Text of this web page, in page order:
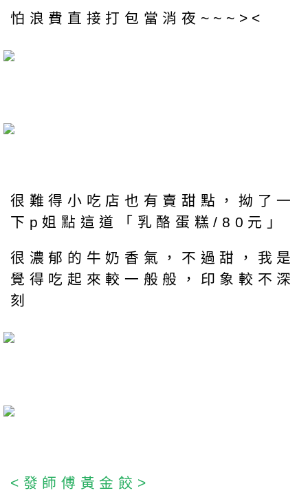
怕浪費直接打包當消夜~~~><
很難得小吃店也有賣甜點，拗了一
下p姐點這道「乳酪蛋糕/80元」
很濃郁的牛奶香氣，不過甜，我是
覺得吃起來較一般般，印象較不深
刻
<發師傅黃金餃>